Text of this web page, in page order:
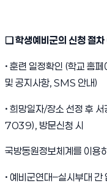
❑학생예비군의 신청 절차
• 훈련 일정확인 (학교 홈페
및 공지사항, SMS 안내)
• 희망일자/장소 선정 후
7039), 방문신청 시
국방동원정보체계를 이용
• 예비군연대–실시부대 간